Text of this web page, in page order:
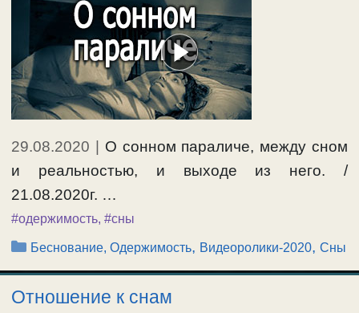
29.08.2020 | О сонном параличе, между сном
и реальностью, и выходе из него. /
21.08.2020г. …
#одержимость, #сны
Рубрики
Беснование, Одержимость, Видеоролики-2020,Сны
Отношение к снам